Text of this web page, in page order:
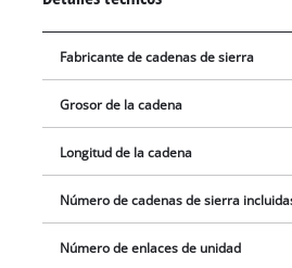
Fabricante de cadenas de sierra
Grosor de la cadena
Longitud de la cadena
Número de cadenas de sierra
Número de enlaces de unidad